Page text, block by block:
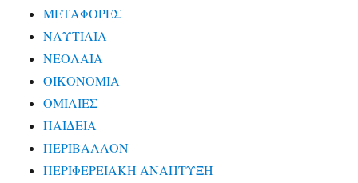
ΜΕΤΑΦΟΡΕΣ
ΝΑΥΤΙΛΙΑ
ΝΕΟΛΑΙΑ
ΟΙΚΟΝΟΜΙΑ
ΟΜΙΛΙΕΣ
ΠΑΙΔΕΙΑ
ΠΕΡΙΒΑΛΛΟΝ
ΠΕΡΙΦΕΡΕΙΑΚΗ ΑΝΑΠΤΥΞΗ